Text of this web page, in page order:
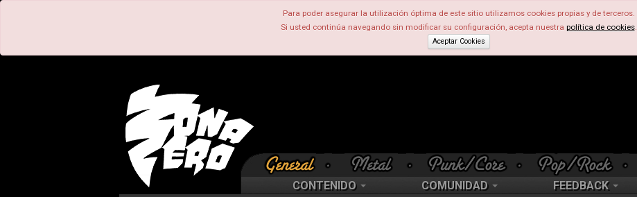
Para poder asegurar la utilización óptima de este sitio utilizamos cookies propias y de terceros.
Si usted continúa navegando sin modificar su configuración, acepta nuestra política de cookies.
Aceptar Cookies
CONTENIDO COMUNIDAD FEEDBACK